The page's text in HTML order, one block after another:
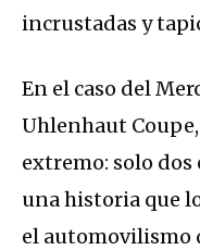
incrustadas y
En el caso del
Uhlenhaut
extremo: solo
una historia que
el automovilismo